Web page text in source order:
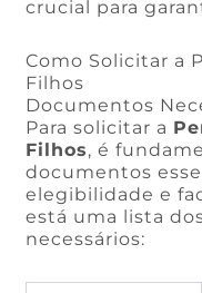
crucial para
Como Solicitar a
Filhos
Documentos
Para solicitar a
Filhos, é
documentos
elegibilidade e
está uma lista
necessários: